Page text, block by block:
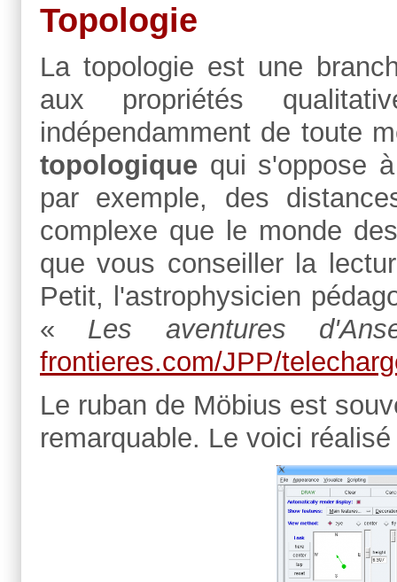
Topologie
La topologie est une
aux propriétés
indépendamment de toute
topologique qui s'oppose
par exemple, des
complexe que le monde
que vous conseiller la
Petit, l'astrophysicien
« Les aventures
frontieres.com/JPP/
Le ruban de Möbius est
remarquable. Le voici